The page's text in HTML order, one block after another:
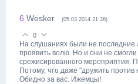
6 Wesker (05.03.2014 21:38)
0
На слушаниях были не последние
проявить волю. Но и они не
срежисированного мероприятия.
Потому, что даже "дружить против
Обидно за вас. Ижемцы!